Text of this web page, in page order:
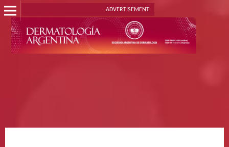
ADVERTISEMENT